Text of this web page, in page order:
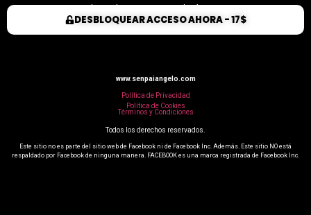
⚠️ Quedan 0 plazas para Consultoría One to One
DESBLOQUEAR ACCESO AHORA - 17$
www.senpaiangelo.com
Política de Privacidad
Política de Cookies
Términos y Condiciones
Todos los derechos reservados.
Este sitio no es parte del sitio web de Facebook ni de Facebook Inc. Además. Este sitio NO está
respaldado por Facebook de ninguna manera. FACEBOOK es una marca registrada de Facebook Inc.